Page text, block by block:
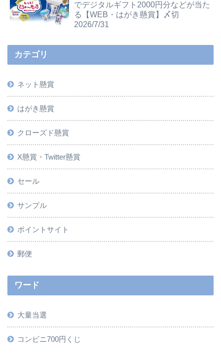
でデジタルギフト2000円分などが当た
る【WEB・はがき懸賞】〆切
2026/7/31
カテゴリ
ネット懸賞
はがき懸賞
クローズド懸賞
X懸賞・Twitter懸賞
セール
サンプル
ポイントサイト
郵便
ワード
大量当選
コンビニ700円くじ